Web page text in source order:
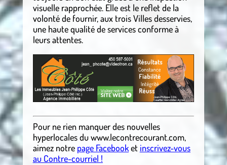
visuelle rapprochée. Elle est le reflet de la
volonté de fournir, aux trois Villes desservies,
une haute qualité de services conforme à
leurs attentes.
Pour ne rien manquer des nouvelles
hyperlocalesdu www.lecontrecourant.com,
aimez notre page Facebooket inscrivez-vous
au Contre-courriel !